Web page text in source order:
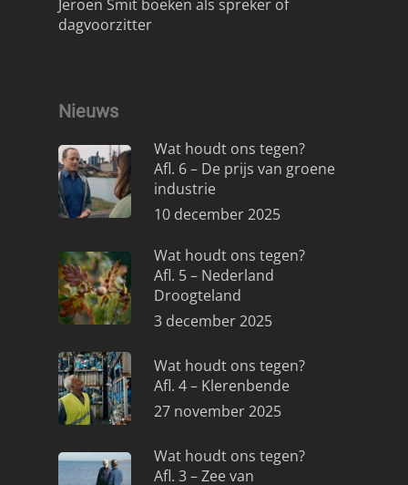
Jeroen Smit boeken als spreker of
dagvoorzitter
Nieuws
Wat houdt ons tegen?
Afl. 6 – De prijs van groene
industrie
10 december 2025
Wat houdt ons tegen?
Afl. 5 – Nederland
Droogteland
3 december 2025
Wat houdt ons tegen?
Afl. 4 – Klerenbende
27 november 2025
Wat houdt ons tegen?
Afl. 3 – Zee van